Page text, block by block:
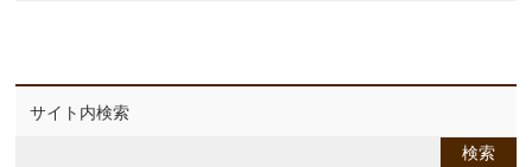
サイト内検索